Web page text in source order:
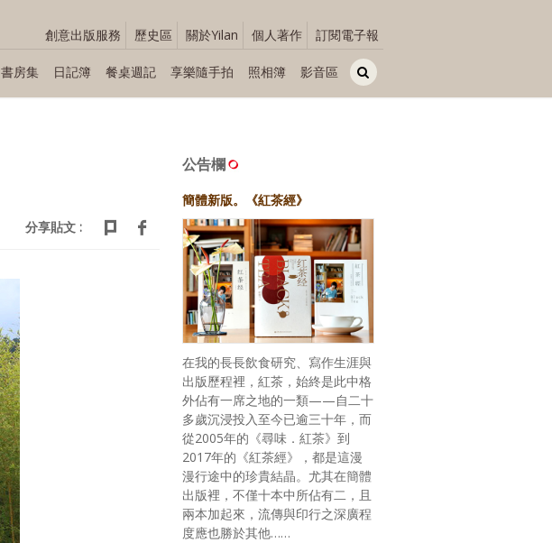
創意出版服務 歷史區 關於Yilan 個人著作 訂閱電子報
書房集 日記簿 餐桌週記 享樂隨手拍 照相簿 影音區
分享貼文 :
公告欄
簡體新版。《紅茶經》
在我的長長飲食研究、寫作生涯與
出版歷程裡，紅茶，始終是此中格
外佔有一席之地的一類——自二十
多歲沉浸投入至今已逾三十年，而
從2005年的《尋味．紅茶》到
2017年的《紅茶經》，都是這漫
漫行途中的珍貴結晶。尤其在簡體
出版裡，不僅十本中所佔有二，且
兩本加起來，流傳與印行之深廣程
度應也勝於其他……